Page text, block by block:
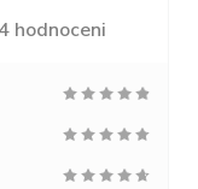
hodnoceni